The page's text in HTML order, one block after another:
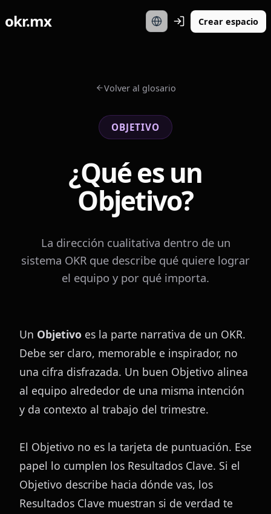
okr.mx Crear espacio
Volver al glosario
OBJETIVO
¿Qué es un
Objetivo?
La dirección cualitativa dentro de un
sistema OKR que describe qué quiere lograr
el equipo y por qué importa.
Un Objetivo es la parte narrativa de un OKR.
Debe ser claro, memorable e inspirador, no
una cifra disfrazada. Un buen Objetivo alinea
al equipo alrededor de una misma intención
y da contexto al trabajo del trimestre.
El Objetivo no es la tarjeta de puntuación. Ese
papel lo cumplen los Resultados Clave. Si el
Objetivo describe hacia dónde vas, los
Resultados Clave muestran si de verdad te